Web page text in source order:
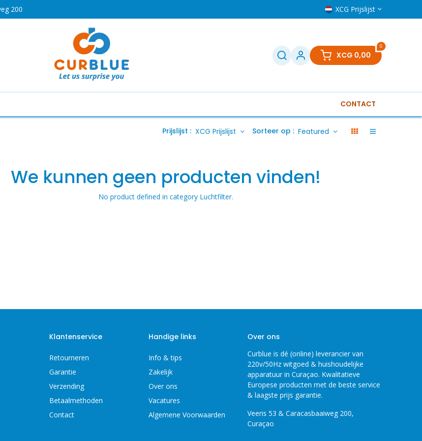
200 XCG Prijslijst
0
XCG 0,00
HOT
Boilers
CONTACT
Prijslijst : XCG Prijslijst Sorteer op : Featured
We kunnen geen producten vinden!
No product defined in category Luchtfilter.
Klantenservice
Retourneren
Garantie
Verzending
Betaalmethoden
Contact
Handige links
Info & tips
Zakelijk
Over ons
Vacatures
Algemene Voorwaarden
Over ons
Curblue is dé (online) leverancier van
220v/50Hz witgoed & huishoudelijke
apparatuur in Curaçao. Kwalitatieve
Europese producten met de beste service
& laagste prijs garantie.
Veeris 53 & Caracasbaaiweg 200,
Curaçao